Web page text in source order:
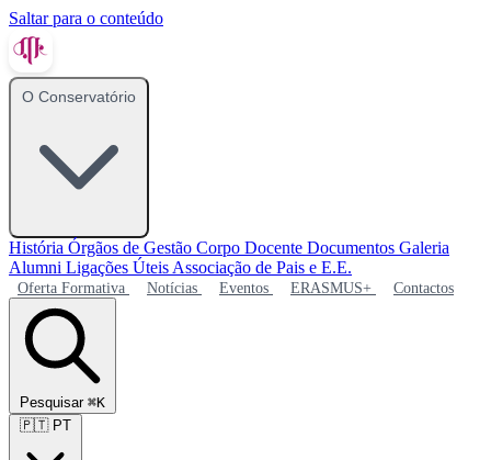
Saltar para o conteúdo
O Conservatório
História Órgãos de Gestão Corpo Docente Documentos Galeria
Alumni Ligações Úteis Associação de Pais e E.E.
Oferta Formativa Notícias Eventos ERASMUS+ Contactos
Pesquisar ⌘K
🇵🇹 PT